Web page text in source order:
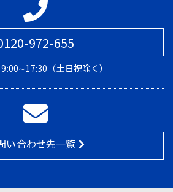
972-655
9:00∼17:30（土日祝除く）
い合わせ先一覧